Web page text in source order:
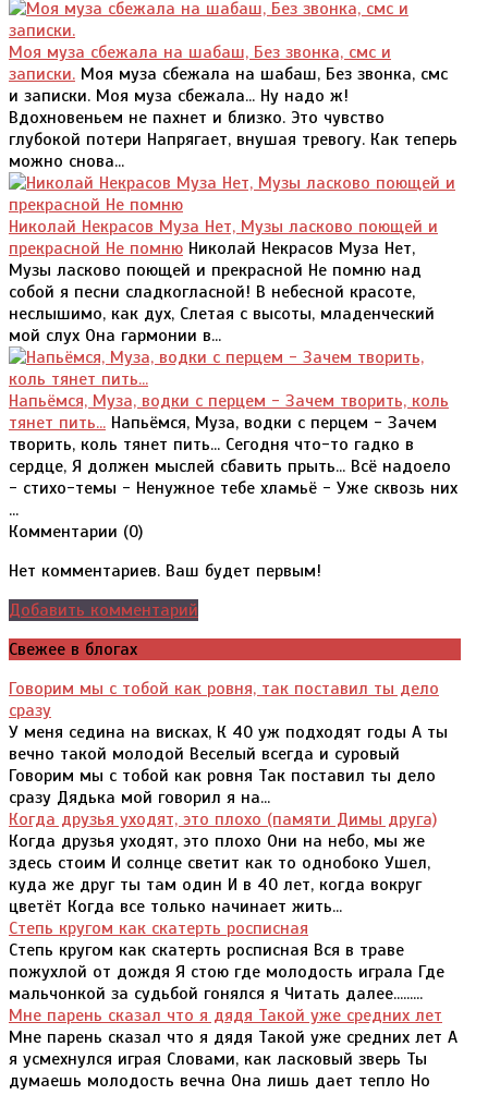
Моя муза сбежала на шабаш, Без звонка, смс и
записки. Моя муза сбежала на шабаш, Без звонка, смс
и записки. Моя муза сбежала... Ну надо ж!
Вдохновеньем не пахнет и близко. Это чувство
глубокой потери Напрягает, внушая тревогу. Как теперь
можно снова...
Николай Некрасов Муза Нет, Музы ласково поющей и
прекрасной Не помню Николай Некрасов Муза Нет,
Музы ласково поющей и прекрасной Не помню над
собой я песни сладкогласной! В небесной красоте,
неслышимо, как дух, Слетая с высоты, младенческий
мой слух Она гармонии в...
Напьёмся, Муза, водки с перцем - Зачем творить, коль
тянет пить... Напьёмся, Муза, водки с перцем - Зачем
творить, коль тянет пить... Сегодня что-то гадко в
сердце, Я должен мыслей сбавить прыть... Всё надоело
- стихо-темы - Ненужное тебе хламьё - Уже сквозь них
...
Комментарии (0)
Нет комментариев. Ваш будет первым!
Добавить комментарий
Свежее в блогах
Говорим мы с тобой как ровня, так поставил ты дело
сразу
У меня седина на висках, К 40 уж подходят годы А ты
вечно такой молодой Веселый всегда и суровый
Говорим мы с тобой как ровня Так поставил ты дело
сразу Дядька мой говорил я на...
Когда друзья уходят, это плохо (памяти Димы друга)
Когда друзья уходят, это плохо Они на небо, мы же
здесь стоим И солнце светит как то однобоко Ушел,
куда же друг ты там один И в 40 лет, когда вокруг
цветёт Когда все только начинает жить...
Степь кругом как скатерть росписная
Степь кругом как скатерть росписная Вся в траве
пожухлой от дождя Я стою где молодость играла Где
мальчонкой за судьбой гонялся я Читать далее.........
Мне парень сказал что я дядя Такой уже средних лет
Мне парень сказал что я дядя Такой уже средних лет А
я усмехнулся играя Словами, как ласковый зверь Ты
думаешь молодость вечна Она лишь дает тепло Но